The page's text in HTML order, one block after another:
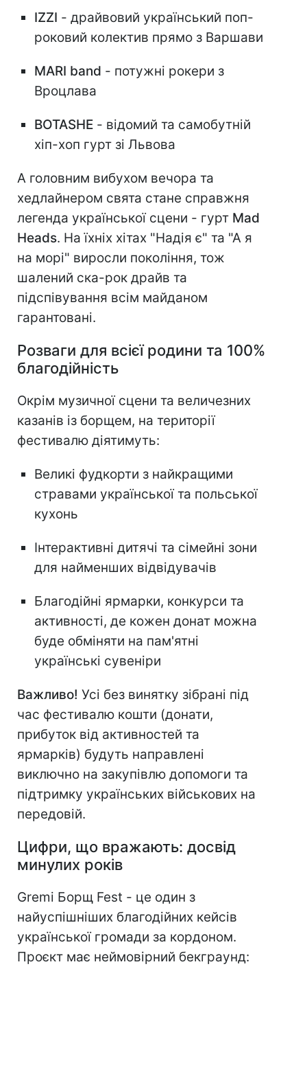
IZZI - драйвовий український поп-
роковий колектив прямо з Варшави
MARI band - потужні рокери з
Вроцлава
BOTASHE - відомий та самобутній
хіп-хоп гурт зі Львова
А головним вибухом вечора та
хедлайнером свята стане справжня
легенда української сцени - гурт Mad
Heads. На їхніх хітах "Надія є" та "А я
на морі" виросли покоління, тож
шалений ска-рок драйв та
підспівування всім майданом
гарантовані.
Розваги для всієї родини та 100%
благодійність
Окрім музичної сцени та величезних
казанів із борщем, на території
фестивалю діятимуть:
Великі фудкорти з найкращими
стравами української та польської
кухонь
Інтерактивні дитячі та сімейні зони
для найменших відвідувачів
Благодійні ярмарки, конкурси та
активності, де кожен донат можна
буде обміняти на пам'ятні
українські сувеніри
Важливо! Усі без винятку зібрані під
час фестивалю кошти (донати,
прибуток від активностей та
ярмарків) будуть направлені
виключно на закупівлю допомоги та
підтримку українських військових на
передовій.
Цифри, що вражають: досвід
минулих років
Gremi Борщ Fest - це один з
найуспішніших благодійних кейсів
української громади за кордоном.
Проєкт має неймовірний бекграунд: